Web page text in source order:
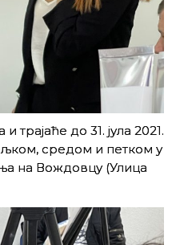
трајаће до 31. јула 2021.
средом и петком у
на Вождовцу (Улица